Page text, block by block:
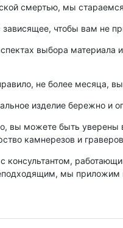
смертью, мы
чтобы вам не
выбора
не более месяца,
изделие бережно и
вы можете быть
камнерезов и
консультантом,
мы приложим